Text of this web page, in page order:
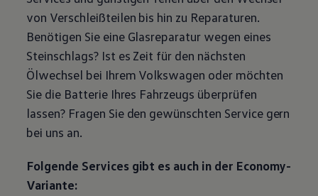
Magazin
Lifestyle
Transport
Familie
Elektromobilität
Volkswagen R
Pannen- und Unfallhilfe
Volkswagen Kundenbetreuung
von Verschleißteilen bis hin zu Reparaturen.
Benötigen Sie eine Glasreparatur wegen eines
Steinschlags? Ist es Zeit für den nächsten
Ölwechsel bei Ihrem Volkswagen oder möchten
Sie die Batterie Ihres Fahrzeugs überprüfen
lassen? Fragen Sie den gewünschten Servicegern
bei uns an.
Folgende Services gibt es auch in der Economy-
Variante: